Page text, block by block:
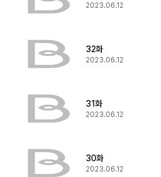
2023.06.12
32화
2023.06.12
31화
2023.06.12
30화
2023.06.12